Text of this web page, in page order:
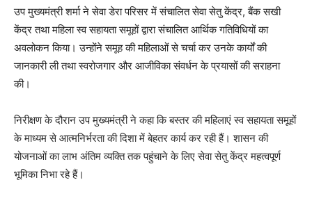
उप मुख्यमंत्री शर्मा ने सेवा डेरा परिसर में संचालित सेवा सेतु केंद्र, बैंक सखी
केंद्र तथा महिला स्व सहायता समूहों द्वारा संचालित आर्थिक गतिविधियों का
अवलोकन किया। उन्होंने समूह की महिलाओं से चर्चा कर उनके कार्यों की
जानकारी ली तथा स्वरोजगार और आजीविका संवर्धन के प्रयासों की सराहना
की।
निरीक्षण के दौरान उप मुख्यमंत्री ने कहा कि बस्तर की महिलाएं स्व सहायता समूहों
के माध्यम से आत्मनिर्भरता की दिशा में बेहतर कार्य कर रही हैं। शासन की
योजनाओं का लाभ अंतिम व्यक्ति तक पहुंचाने के लिए सेवा सेतु केंद्र महत्वपूर्ण
भूमिका निभा रहे हैं।